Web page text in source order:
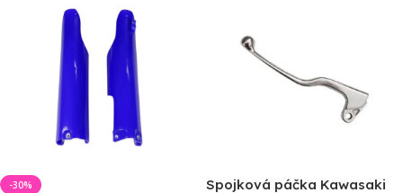
-30%
Spojková páčka Kawasaki